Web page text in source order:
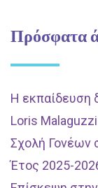
Πρόσφατα
Η εκπαίδευση
Loris
Σχολή Γονέων
Έτος 2025-